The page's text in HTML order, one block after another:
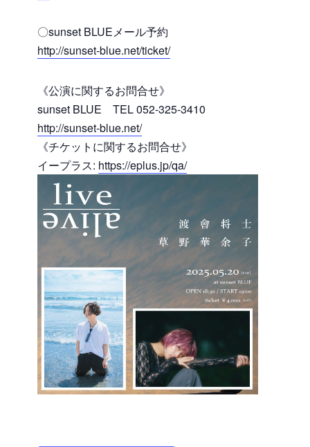
〇sunset BLUEメール予約
http://sunset-blue.net/ticket/
《公演に関するお問合せ》
sunset BLUE TEL 052-325-3410
http://sunset-blue.net/
《チケットに関するお問合せ》
イープラス: https://eplus.jp/qa/